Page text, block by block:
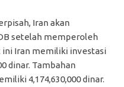
Iran akan
setelah memperoleh
ini Iran memiliki investasi
dinar. Tambahan
4,174,630,000 dinar.